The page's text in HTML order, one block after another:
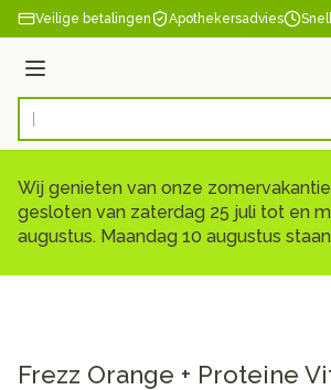
Ga naar de inhoud
Veilige betalingen Apothekersadvies
Menu
Product, merk, categorie...
Wij genieten van onze
gesloten van zaterdag 25 juli tot en
augustus. Maandag 10 augustus
Frezz Orange + Proteine